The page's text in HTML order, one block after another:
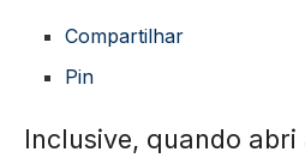
Compartilhar
Pin
Inclusive, quando